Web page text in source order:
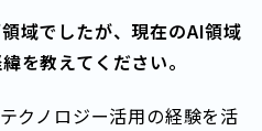
域でしたが、現在のAI領域
を教えてください。
クノロジー活用の経験を活